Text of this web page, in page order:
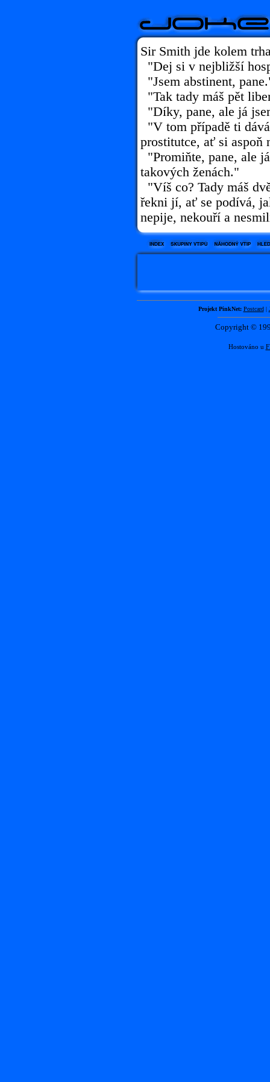
Sir Smith jde kolem
"Dej si v nejbližší
"Jsem abstinent,
"Tak tady máš pět
"Díky, pane, ale já
"V tom případě ti
prostitutce, ať si aspoň
"Promiňte, pane, ale
takových ženách."
"Víš co? Tady máš
řekni jí, ať se podívá,
nepije, nekouří a
Projekt PinkNet: Postcard|
Copyright ©
Hostováno u